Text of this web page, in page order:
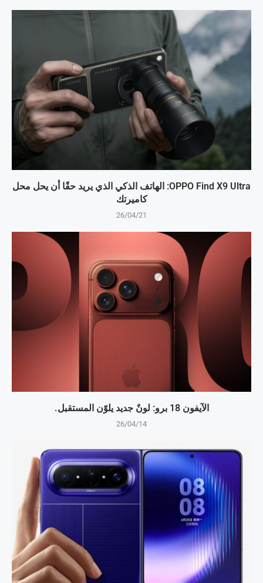
OPPO Find X9 Ultra: الهاتف الذكي الذي يريد حقًا أن يحل محل
كاميرتك
26/04/21
الآيفون 18 برو: لونٌ جديد يلوّن المستقبل.
26/04/14